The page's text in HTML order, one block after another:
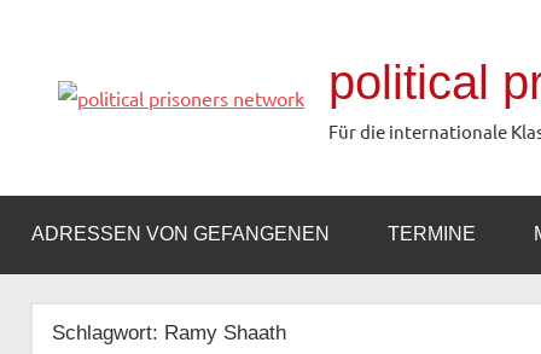
springen
political
Für die internationale
ADRESSEN VON GEFANGENEN TERMINE
Schlagwort: Ramy Shaath